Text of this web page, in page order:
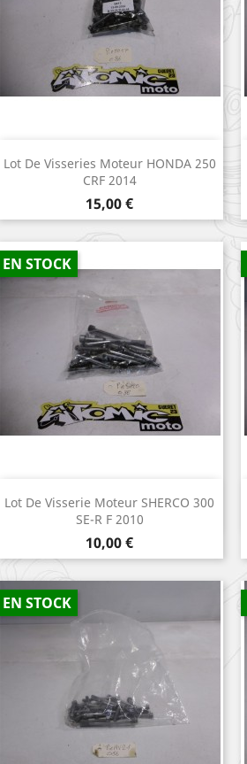
Lot De Visseries Moteur HONDA 250
CRF 2014
Prix
15,00 €
Aperçu rapide
Lot De Visserie Moteur SHERCO 300
SE-R F 2010
Prix
10,00 €
EN STOCK
Aperçu rapide
EN STOCK